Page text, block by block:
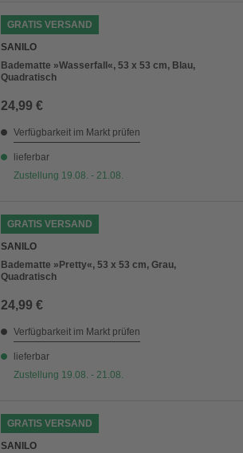
GRATIS VERSAND
SANILO
Badematte »Wasserfall«, 53 x 53 cm, Blau,
Quadratisch
24,99 €
Verfügbarkeit im Markt prüfen
lieferbar
Zustellung 19.08. - 21.08.
GRATIS VERSAND
SANILO
Badematte »Pretty«, 53 x 53 cm, Grau,
Quadratisch
24,99 €
Verfügbarkeit im Markt prüfen
lieferbar
Zustellung 19.08. - 21.08.
GRATIS VERSAND
SANILO